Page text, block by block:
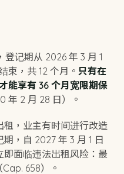
记期从 2026 年 3 月 1
束，共 12 个月。 只有在
能享有 36 个月宽限期保
年 2 月 28 日）。
租，业主有时间进行改造
期，自 2027 年 3 月 1 日
面临违法出租风险：最
658）。